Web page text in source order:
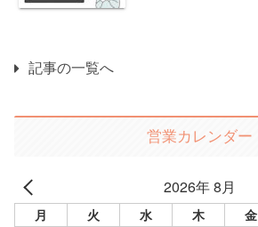
記事の一覧へ
営業カレンダー
2026年 8月
月 火 水 木 金